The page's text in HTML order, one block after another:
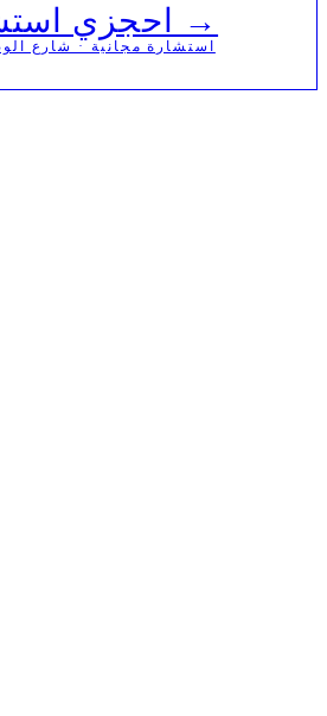
→ احجزي
استشارة مجانية · شارع